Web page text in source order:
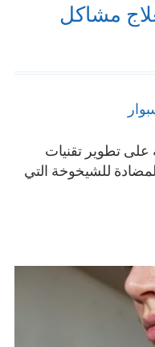
مشاكل
على تطوير تقنيات
للشيخوخة التي